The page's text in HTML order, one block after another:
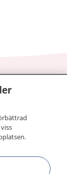
vård
om
kontakta.
dina
för